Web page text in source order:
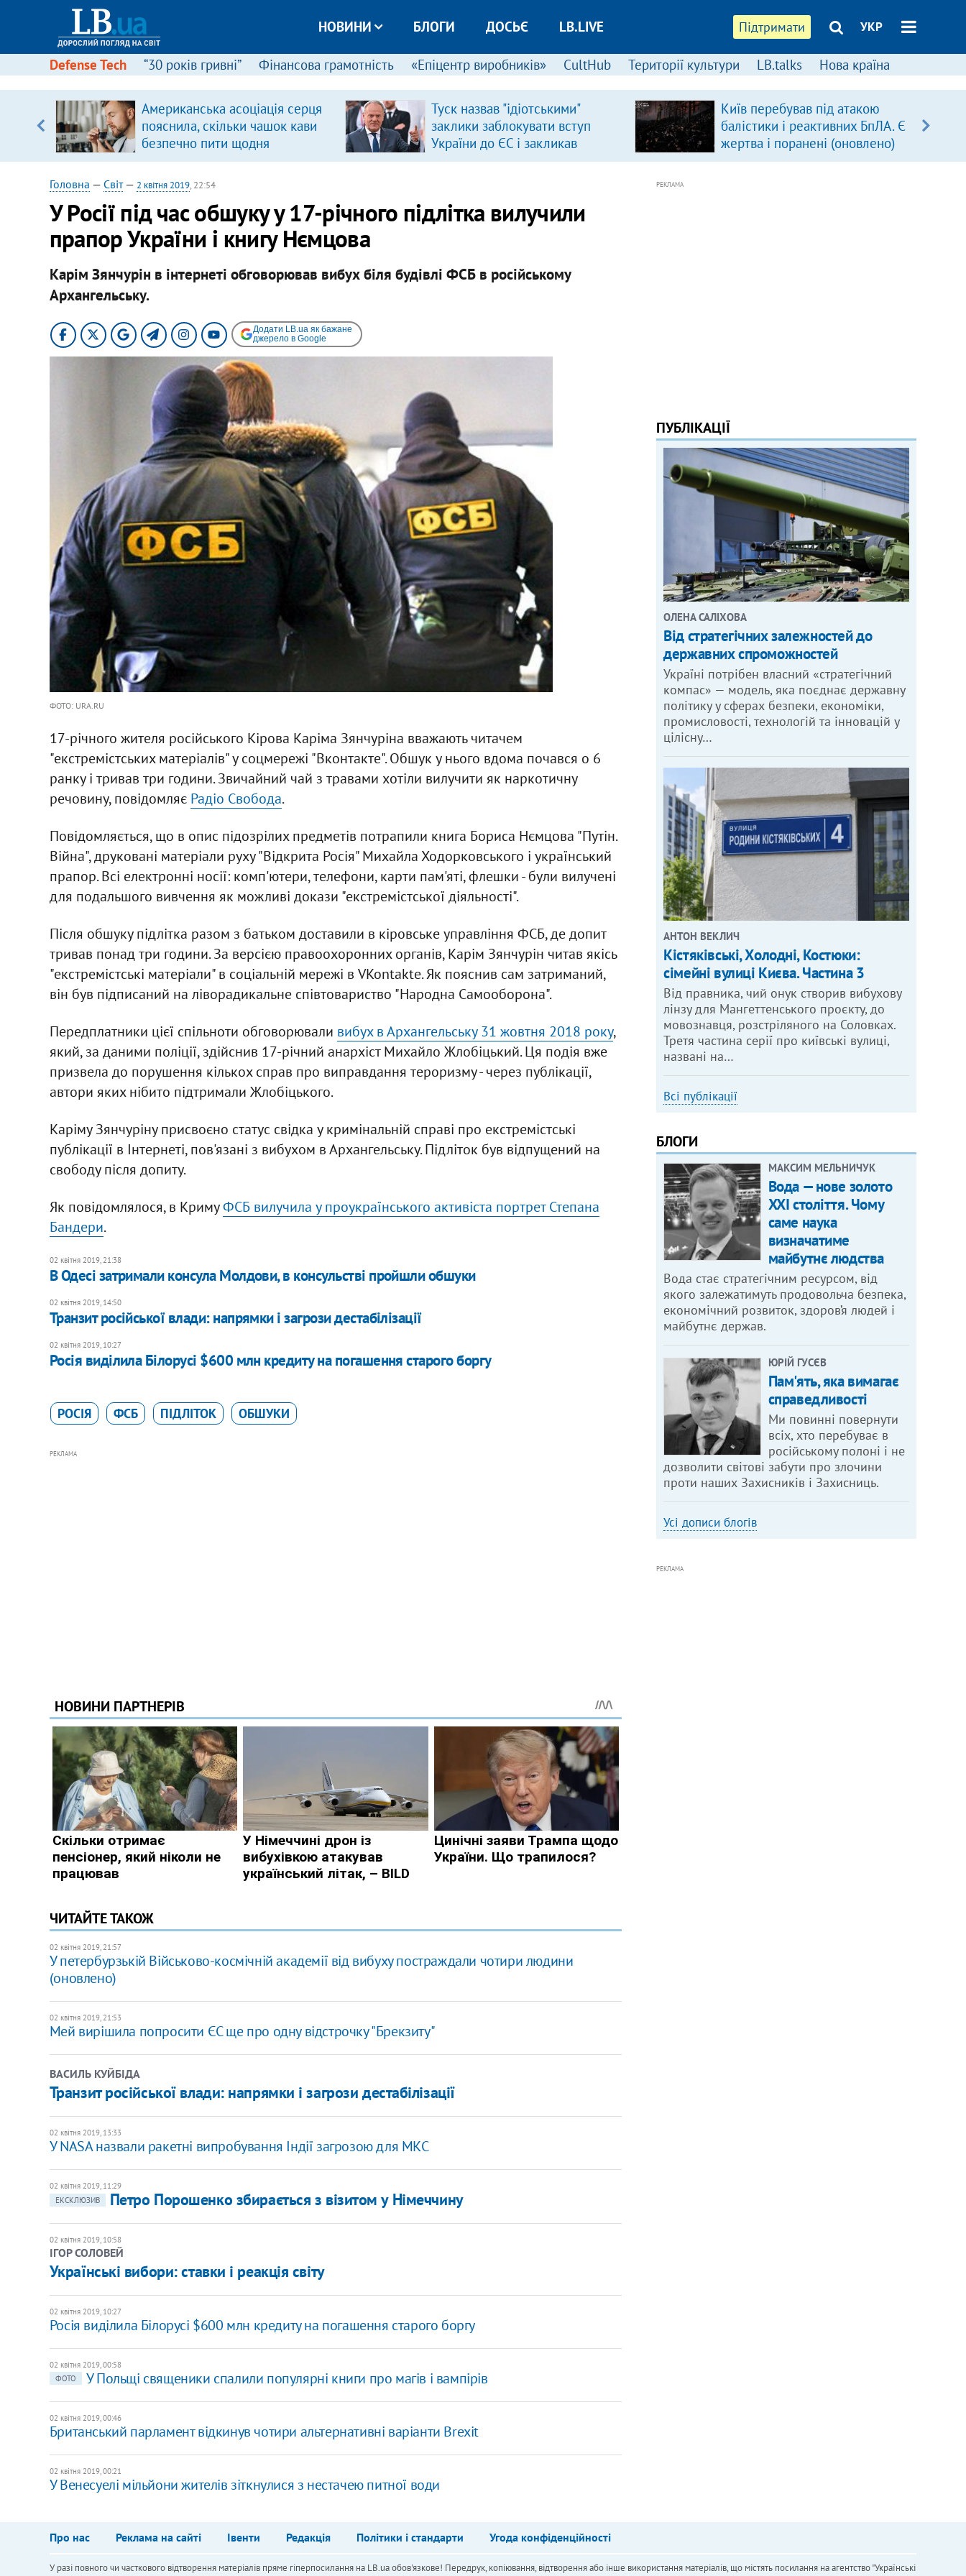
Підтримати УКР
НОВИНИ БЛОГИ ДОСЬЄ LB.LIVE
Defense Tech “30 років гривні” Фінансова грамотність «Епіцентр виробників» CultHub Території культури LB.talks Нова країна
Американська асоціація серця
пояснила, скільки чашок кави
безпечно пити щодня
Туск назвав "ідіотськими"
заклики заблокувати вступ
України до ЄС і закликав
припинити антиукраїнську
Київ перебував під атакою
балістики і реактивних БпЛА. Є
жертва і поранені (оновлено)
Головна — Світ— 2 квітня 2019, 22:54
У Росії під час обшуку у 17-річного підлітка вилучили
прапор України і книгу Нємцова
Карім Зянчурін в інтернеті обговорював вибух біля будівлі ФСБ в російському
Архангельську.
Додати LB.ua як бажане
джерело в Google
ФОТО: URA.RU
17-річного жителя російського Кірова Каріма Зянчуріна вважають читачем
"екстремістських матеріалів" у соцмережі "Вконтакте". Обшук у нього вдома почався о 6
ранку і тривав три години. Звичайний чай з травами хотіли вилучити як наркотичну
речовину, повідомляє Радіо Свобода.
Повідомляється, що в опис підозрілих предметів потрапили книга Бориса Нємцова "Путін.
Війна", друковані матеріали руху "Відкрита Росія" Михайла Ходорковського і український
прапор. Всі електронні носії: комп'ютери, телефони, карти пам'яті, флешки - були вилучені
для подальшого вивчення як можливі докази "екстремістської діяльності".
Після обшуку підлітка разом з батьком доставили в кіровське управління ФСБ, де допит
тривав понад три години. За версією правоохоронних органів, Карім Зянчурін читав якісь
"екстремістські матеріали" в соціальній мережі в VKontakte. Як пояснив сам затриманий,
він був підписаний на ліворадикальне співтовариство "Народна Самооборона".
Передплатники цієї спільноти обговорювали вибух в Архангельську 31 жовтня 2018 року,
який, за даними поліції, здійснив 17-річний анархіст Михайло Жлобіцький. Ця подія вже
призвела до порушення кількох справ про виправдання тероризму - через публікації,
автори яких нібито підтримали Жлобіцького.
Каріму Зянчуріну присвоєно статус свідка у кримінальній справі про екстремістські
публікації в Інтернеті, пов'язані з вибухом в Архангельську. Підліток був відпущений на
свободу після допиту.
Як повідомлялося, в КримуФСБ вилучила у проукраїнського активіста портрет Степана
Бандери.
02 квітня 2019, 21:38
В Одесі затримали консула Молдови, в консульстві пройшли обшуки
02 квітня 2019, 14:50
Транзит російської влади: напрямки і загрози дестабілізації
02 квітня 2019, 10:27
Росія виділила Білорусі $600 млн кредиту на погашення старого боргу
РОСІЯ ФСБ ПІДЛІТОК ОБШУКИ
РЕКЛАМА
ЧИТАЙТЕ ТАКОЖ
02 квітня 2019, 21:57
У петербурзькій Військово-космічній академії від вибуху постраждали чотири людини
(оновлено)
02 квітня 2019, 21:53
Мей вирішила попросити ЄС ще про одну відстрочку "Брекзиту"
ВАСИЛЬ КУЙБІДА
Транзит російської влади: напрямки і загрози дестабілізації
02 квітня 2019, 13:33
У NASA назвали ракетні випробування Індії загрозою для МКС
02 квітня 2019, 11:29
ЕКСКЛЮЗИВ
Петро Порошенко збирається з візитом у Німеччину
02 квітня 2019, 10:58
ІГОР СОЛОВЕЙ
​Українські вибори: ставки і реакція світу
02 квітня 2019, 10:27
Росія виділила Білорусі $600 млн кредиту на погашення старого боргу
02 квітня 2019, 00:58
ФОТО
У Польщі священики спалили популярні книги про магів і вампірів
02 квітня 2019, 00:46
Британський парламент відкинув чотири альтернативні варіанти Brexit
02 квітня 2019, 00:21
У Венесуелі мільйони жителів зіткнулися з нестачею питної води
РЕКЛАМА
ПУБЛІКАЦІЇ
ОЛЕНА САЛІХОВА
Від стратегічних залежностей до
державних спроможностей
Україні потрібен власний «стратегічний
компас» — модель, яка поєднає державну
політику у сферах безпеки, економіки,
промисловості, технологій та інновацій у
цілісну…
АНТОН ВЕКЛИЧ
Кістяківські, Холодні, Костюки:
сімейні вулиці Києва. Частина 3
Від правника, чий онук створив вибухову
лінзу для Мангеттенського проєкту, до
мовознавця, розстріляного на Соловках.
Третя частина серії про київські вулиці,
названі на…
Всі публікації
БЛОГИ
МАКСИМ МЕЛЬНИЧУК
Вода — нове золото
XXI століття. Чому
саме наука
визначатиме
майбутнє людства
Вода стає стратегічним ресурсом, від
якого залежатимуть продовольча безпека,
економічний розвиток, здоров’я людей і
майбутнє держав.
ЮРІЙ ГУСЄВ
Пам'ять, яка вимагає
справедливості
Ми повинні повернути
всіх, хто перебуває в
російському полоні і не
дозволити світові забути про злочини
проти наших Захисників і Захисниць.
Усі дописи блогів
РЕКЛАМА
Про нас Реклама на сайті Івенти Редакція Політики і стандарти Угода конфіденційності
У разі повного чи часткового відтворення матеріалів пряме гіперпосилання на LB.ua обов'язкове! Передрук, копіювання, відтворення або інше використання матеріалів, що містять посилання на агентство "Українськi